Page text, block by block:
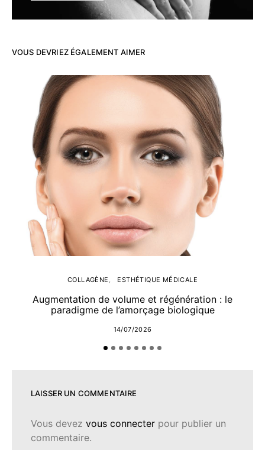
VOUS DEVRIEZ ÉGALEMENT AIMER
COLLAGÈNE ESTHÉTIQUE MÉDICALE
Augmentation de volume et régénération : le
paradigme de l’amorçage biologique
14/07/2026
LAISSER UN COMMENTAIRE
Vous devez vous connecter pour publier un
commentaire.